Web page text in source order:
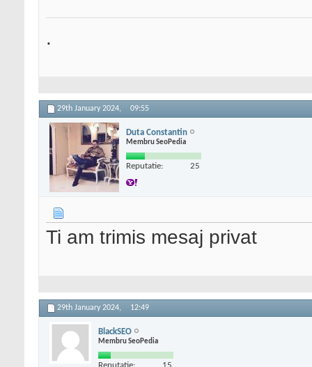
.
29th January 2024, 09:55
Duta Constantin
Membru SeoPedia
Reputatie: 25
Ti am trimis mesaj privat
29th January 2024, 12:49
BlackSEO
Membru SeoPedia
Reputatie: 15